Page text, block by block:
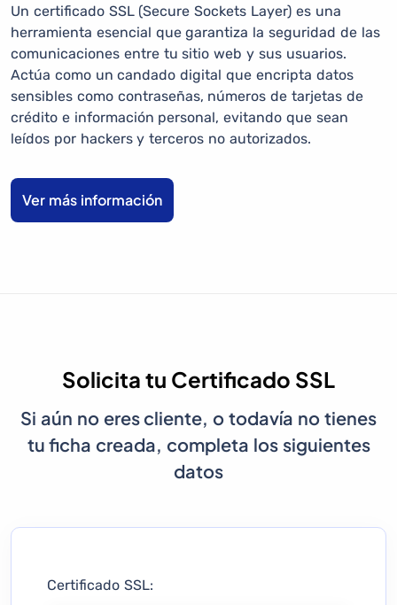
Un certificado SSL (Secure Sockets Layer) es una
herramienta esencial que garantiza la seguridad de las
comunicaciones entre tu sitio web y sus usuarios.
Actúa como un candado digital que encripta datos
sensibles como contraseñas, números de tarjetas de
crédito e información personal, evitando que sean
leídos por hackers y terceros no autorizados.
Ver más información
Solicita tu Certificado SSL
Si aún no eres cliente, o todavía no tienes
tu ficha creada, completa los siguientes
datos
Certificado SSL: